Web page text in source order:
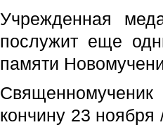
Учрежденная
послужит еще
памяти
кончину 23 ноября